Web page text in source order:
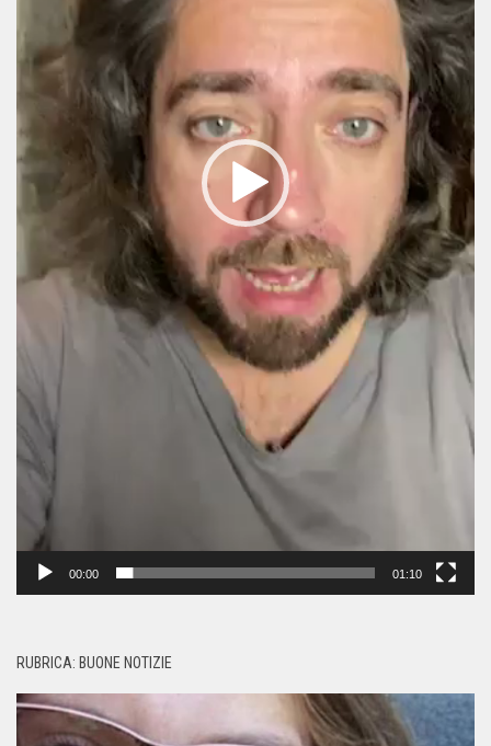
00:00 01:10
RUBRICA: BUONE NOTIZIE